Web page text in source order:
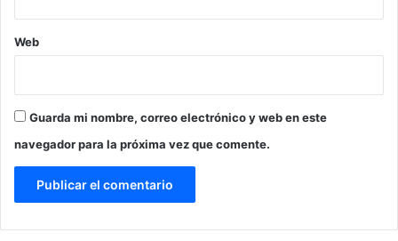
Web
Guarda mi nombre, correo electrónico y web en este
navegador para la próxima vez que comente.